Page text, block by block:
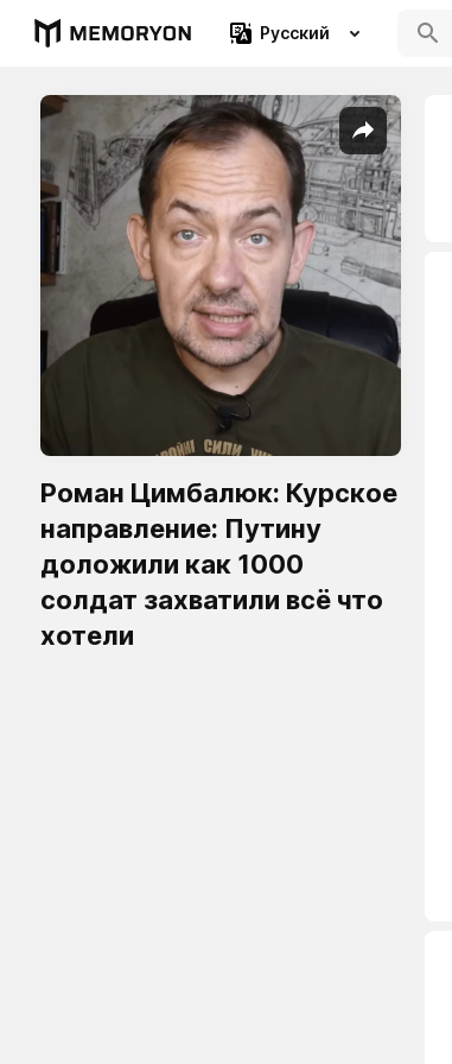
Русский
Роман Цимбалюк: Курское
направление: Путину
доложили как 1000
солдат захватили всё что
хотели